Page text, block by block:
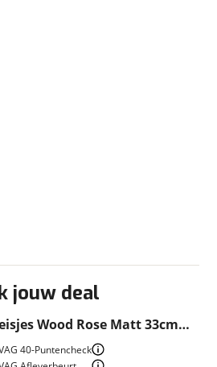
jouw deal
Wood Rose Matt 33cm
2025
40-Puntencheck